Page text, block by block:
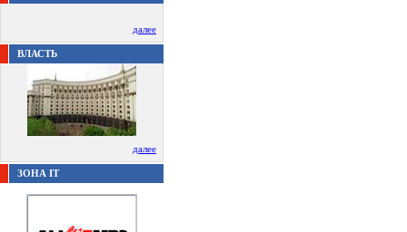
далее
ВЛАСТЬ
далее
ЗОНА IT